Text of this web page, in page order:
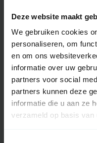
Deze website maakt
We gebruiken cookies
personaliseren, om
en om ons
informatie over uw
partners voor social
partners kunnen deze
informatie die u aan ze
verzameld op basis van
Artikelnummer
EAN Code
SKU
Type handzender
Frequentie